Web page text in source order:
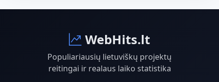
WebHits.lt
Populiariausių lietuviškų projektų
reitingai ir realaus laiko statistika